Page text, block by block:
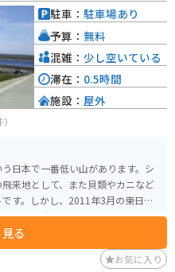
日本の海や自然環境を体感できる
道路のインターが
台あります。
日本で一番低い山があります。シ
来地として、また貝類やカニなど
す。しかし、2011年3月の東日本大
環境は大きく変化しました。この
組みが進められています。 蒲生
特別保護地区を含む自然再生事業
に及びます。震災後の復旧工事や自
る
駐車： 駐車場あり
予算： 無料
混雑： 少し空いている
滞在： 0.5時間
施設： 屋外
お気に入り